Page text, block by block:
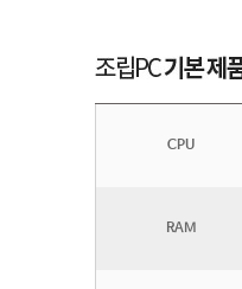
CPU
RAM